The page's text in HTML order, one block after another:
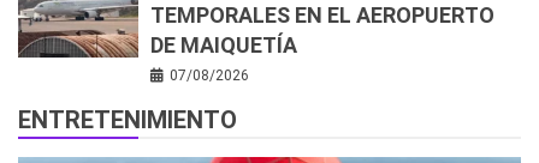
TEMPORALES EN EL AEROPUERTO
DE MAIQUETÍA
07/08/2026
ENTRETENIMIENTO